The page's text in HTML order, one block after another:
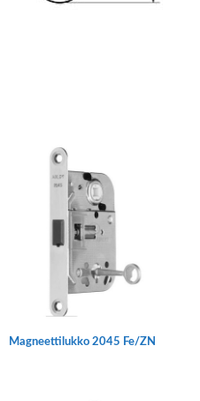
Magneettilukko 2045 Fe/ZN